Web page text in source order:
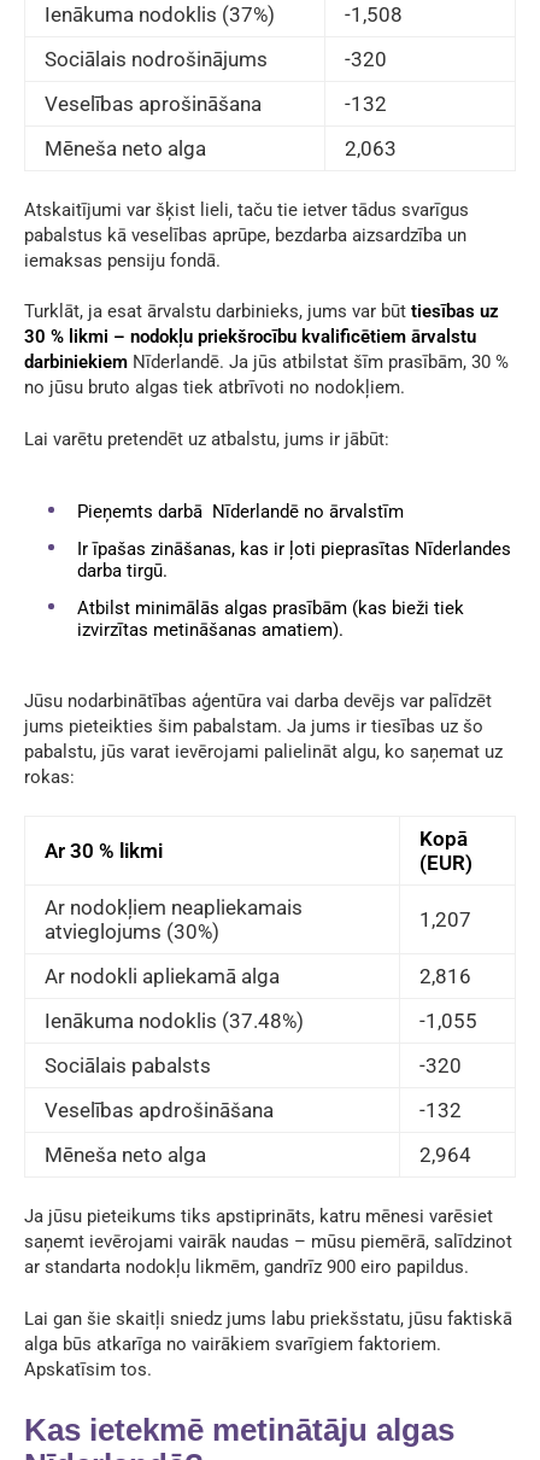
Ienākuma nodoklis (37%)
-1,508
Sociālais nodrošinājums
-320
Veselības aprošināšana
-132
Mēneša neto alga
2,063
Atskaitījumi var šķist lieli, taču tie ietver tādus svarīgus
pabalstus kā veselības aprūpe, bezdarba aizsardzība un
iemaksas pensiju fondā.
Turklāt, ja esat ārvalstu darbinieks, jums var būt tiesības uz
30 % likmi – nodokļu priekšrocību kvalificētiem ārvalstu
darbiniekiem Nīderlandē. Ja jūs atbilstat šīm prasībām, 30 %
no jūsu bruto algas tiek atbrīvoti no nodokļiem.
Lai varētu pretendēt uz atbalstu, jums ir jābūt:
Pieņemts darbā Nīderlandē no ārvalstīm
Ir īpašas zināšanas, kas ir ļoti pieprasītas Nīderlandes
darba tirgū.
Atbilst minimālās algas prasībām (kas bieži tiek
izvirzītas metināšanas amatiem).
Jūsu nodarbinātības aģentūra vai darba devējs var palīdzēt
jums pieteikties šim pabalstam. Ja jums ir tiesības uz šo
pabalstu, jūs varat ievērojami palielināt algu, ko saņemat uz
rokas:
Ar 30 % likmi
Kopā
(EUR)
Ar nodokļiem neapliekamais
atvieglojums (30%)
1,207
Ar nodokli apliekamā alga
2,816
Ienākuma nodoklis (37.48%)
-1,055
Sociālais pabalsts
-320
Veselības apdrošināšana
-132
Mēneša neto alga
2,964
Ja jūsu pieteikums tiks apstiprināts, katru mēnesi varēsiet
saņemt ievērojami vairāk naudas – mūsu piemērā, salīdzinot
ar standarta nodokļu likmēm, gandrīz 900 eiro papildus.
Lai gan šie skaitļi sniedz jums labu priekšstatu, jūsu faktiskā
alga būs atkarīga no vairākiem svarīgiem faktoriem.
Apskatīsim tos.
Kas ietekmē metinātāju algas